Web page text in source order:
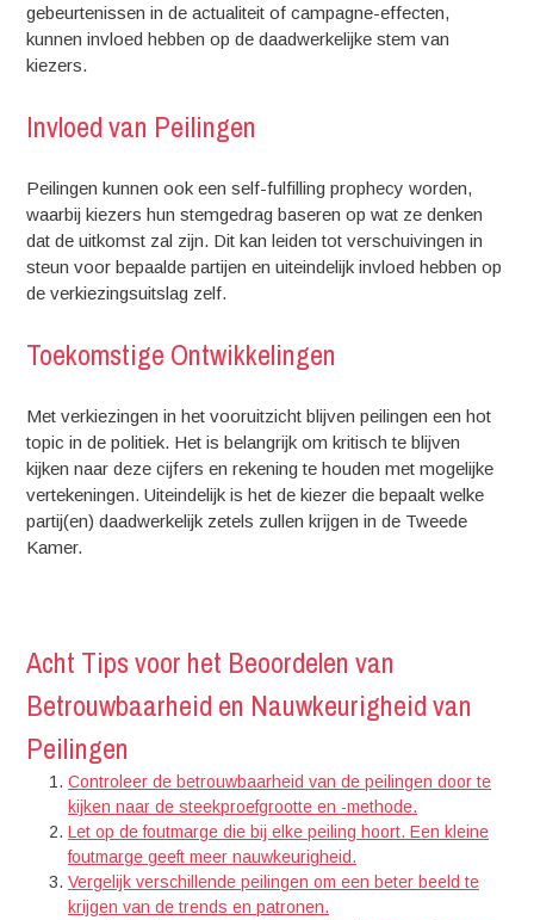
gebeurtenissen in de actualiteit of campagne-effecten,
kunnen invloed hebben op de daadwerkelijke stem van
kiezers.
Invloed van Peilingen
Peilingen kunnen ook een self-fulfilling prophecy worden,
waarbij kiezers hun stemgedrag baseren op wat ze denken
dat de uitkomst zal zijn. Dit kan leiden tot verschuivingen in
steun voor bepaalde partijen en uiteindelijk invloed hebben op
de verkiezingsuitslag zelf.
Toekomstige Ontwikkelingen
Met verkiezingen in het vooruitzicht blijven peilingen een hot
topic in de politiek. Het is belangrijk om kritisch te blijven
kijken naar deze cijfers en rekening te houden met mogelijke
vertekeningen. Uiteindelijk is het de kiezer die bepaalt welke
partij(en) daadwerkelijk zetels zullen krijgen in de Tweede
Kamer.
Acht Tips voor het Beoordelen van
Betrouwbaarheid en Nauwkeurigheid van
Peilingen
Controleer de betrouwbaarheid van de peilingen door te
kijken naar de steekproefgrootte en -methode.
Let op de foutmarge die bij elke peiling hoort. Een kleine
foutmarge geeft meer nauwkeurigheid.
Vergelijk verschillende peilingen om een beter beeld te
krijgen van de trends en patronen.